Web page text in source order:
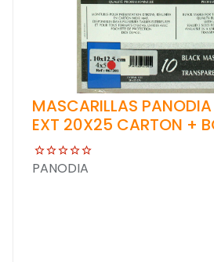
MASCARILLAS
EXT 20X25 CARTON +
PANODIA